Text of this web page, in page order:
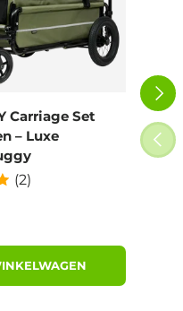
Carriage Set
– Luxe
(2)
prijs